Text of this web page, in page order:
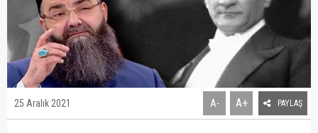
25 Aralık 2021 A- A+ PAYLAŞ